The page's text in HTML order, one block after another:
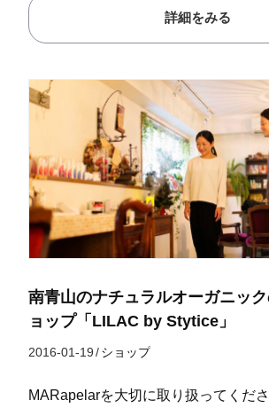
詳細をみる
南青山のナチュラルオーガニッ
ョップ「LILAC by Stytice」
2016-01-19/ショップ
MARapelarを大切に取り扱ってくだ